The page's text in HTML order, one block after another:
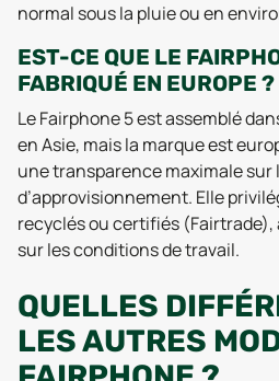
normal sous la pluie ou en
EST-CE QUE LE
FABRIQUÉ EN EUROPE ?
Le Fairphone 5 est assemblé
en Asie, mais la marque est
une transparence maximale sur
d’approvisionnement. Elle
recyclés ou certifiés
sur les conditions de travail.
QUELLES
LES AUTRES